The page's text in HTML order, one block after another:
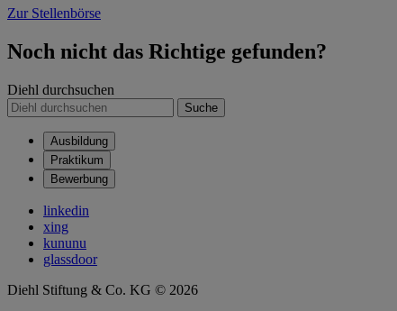
Zur Stellenbörse
Noch nicht das Richtige gefunden?
Diehl durchsuchen
Suche
Ausbildung
Praktikum
Bewerbung
linkedin
xing
kununu
glassdoor
Diehl Stiftung & Co. KG © 2026